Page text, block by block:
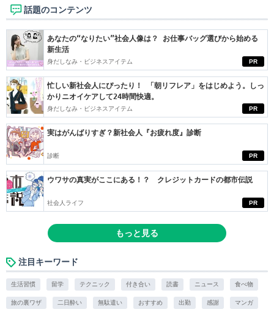
話題のコンテンツ
PR
あなたの“なりたい”社会人像は？ お仕事バッグ選びから始める
新生活
身だしなみ・ビジネスアイテム
PR
忙しい新社会人にぴったり！ 「朝リフレア」をはじめよう。しっ
かりニオイケアして24時間快適。
身だしなみ・ビジネスアイテム
PR
実はがんばりすぎ？新社会人『お疲れ度』診断
診断
PR
ウワサの真実がここにある！？ クレジットカードの都市伝説
社会人ライフ
もっと見る
注目キーワード
生活習慣 留学 テクニック 付き合い 読書 ニュース 食べ物
旅の裏ワザ 二日酔い 無駄遣い おすすめ 出勤 感謝 マンガ